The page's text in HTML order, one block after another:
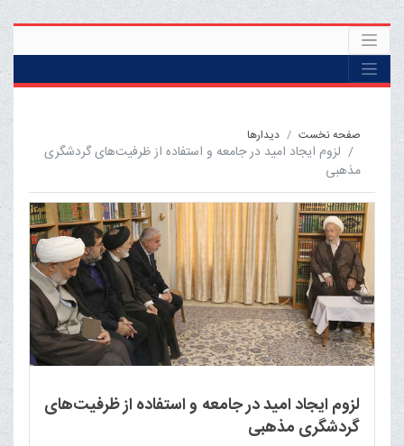
صفحه نخست ديدارها
لزوم ایجاد امید در جامعه و استفاده از ظرفیت‌های گردشگری
مذهبی
لزوم ایجاد امید در جامعه و استفاده از ظرفیت‌های
گردشگری مذهبی